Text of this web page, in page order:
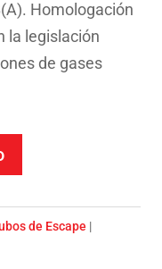
Homologación
la legislación
de gases
de Escape